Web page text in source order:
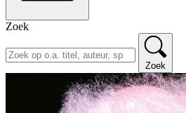
Zoek
Zoek